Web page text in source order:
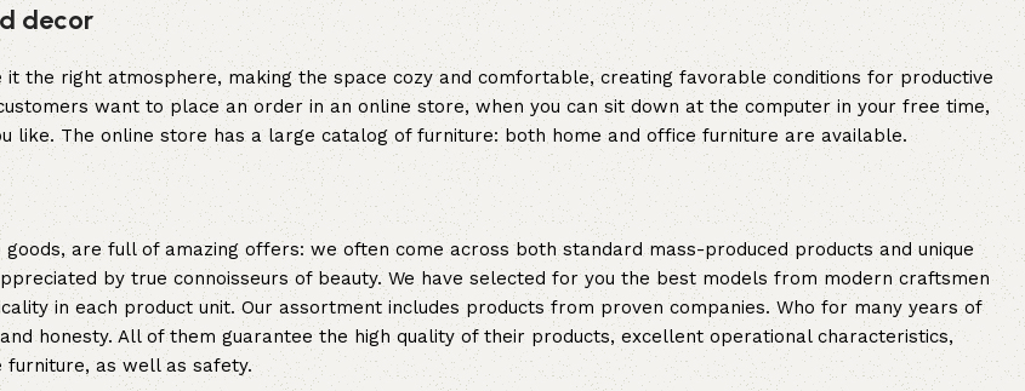
decor
the right atmosphere, making the space cozy and comfortable, creating favorable conditions for productive
want to place an order in an online store, when you can sit down at the computer in your free time,
The online store has a large catalog of furniture: both home and office furniture are available.
are full of amazing offers: we often come across both standard mass-produced products and unique
by true connoisseurs of beauty. We have selected for you the best models from modern craftsmen
in each product unit. Our assortment includes products from proven companies. Who for many years of
honesty. All of them guarantee the high quality of their products, excellent operational characteristics,
as well as safety.